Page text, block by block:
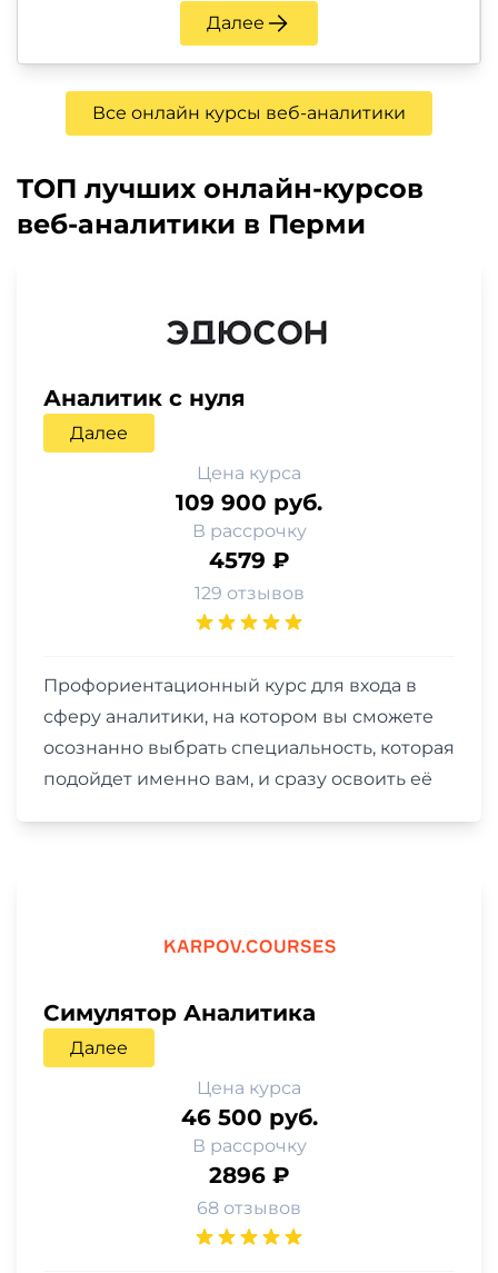
Далее
Все онлайн курсы веб-аналитики
ТОП лучших онлайн-курсов
веб-аналитики в Перми
Аналитик с нуля
Далее
Цена курса
109 900 руб.
В рассрочку
4579 ₽
129 отзывов
Профориентационный курс для входа в
сферу аналитики, на котором вы сможете
осознанно выбрать специальность, которая
подойдет именно вам, и сразу освоить её
Симулятор Аналитика
Далее
Цена курса
46 500 руб.
В рассрочку
2896 ₽
68 отзывов